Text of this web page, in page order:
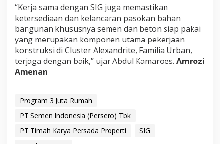
“Kerja sama dengan SIG juga memastikan
ketersediaan dan kelancaran pasokan bahan
bangunan khususnya semen dan beton siap pakai
yang merupakan komponen utama pekerjaan
konstruksi di Cluster Alexandrite, Familia Urban,
terjaga dengan baik,” ujar Abdul Kamaroes. Amrozi
Amenan
Program 3 Juta Rumah
PT Semen Indonesia (Persero) Tbk
PT Timah Karya Persada Properti
SIG